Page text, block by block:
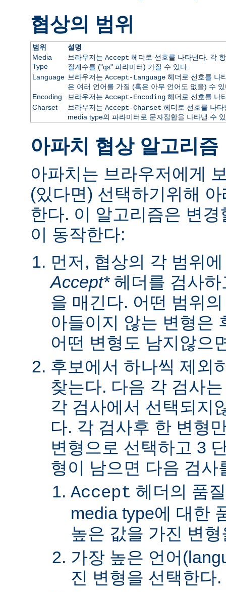
협상의 범위
범위
설명
Media
Type
브라우저는 Accept 헤더로 선호를 나타낸다. 각
질계수를 ("qs" 파라미터) 가질 수 있다.
Language 브라우저는 Accept-Language헤더로 선호를 나
은 여러 언어를 가질 (혹은 아무 언어도 없을) 수
Encoding
브라우저는 Accept-Encoding헤더로 선호를 나
Charset
브라우저는 Accept-Charset 헤더로 선호를 나
media type의 파라미터로 문자집합을 나타낼 수
아파치 협상 알고리즘
아파치는 브라우저에게
(있다면) 선택하기위해
한다. 이 알고리즘은 변
이 동작한다:
먼저, 협상의 각 범위
Accept*헤더를 검사하
을 매긴다. 어떤 범위
아들이지 않는 변형은
어떤 변형도 남지않으
후보에서 하나씩 제외
찾는다. 다음 각 검사
각 검사에서 선택되지
다. 각 검사후 한 변형
변형으로 선택하고 3
형이 남으면 다음 검사
Accept 헤더의 품
media type에 대한
높은 값을 가진 변
가장 높은 언어
진 변형을 선택한다.